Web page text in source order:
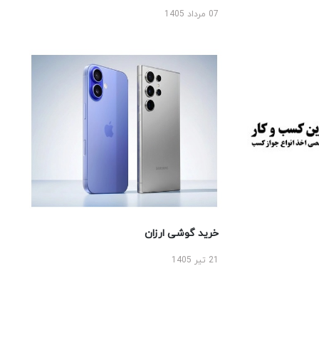
07 مرداد 1405
خرید گوشی ارزان